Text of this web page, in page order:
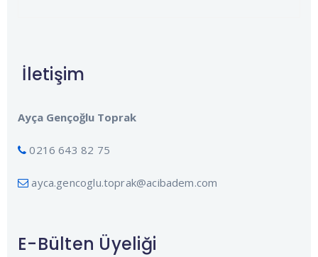
İletişim
Ayça Gençoğlu Toprak
0216 643 82 75
ayca.gencoglu.toprak@acibadem.com
E-Bülten Üyeliği